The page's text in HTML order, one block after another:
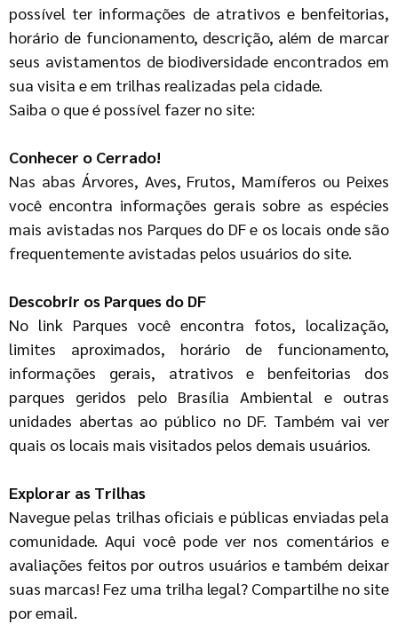
possível ter informações de atrativos e benfeitorias,
horário de funcionamento, descrição, além de marcar
seus avistamentos de biodiversidade encontrados em
sua visita e em trilhas realizadas pela cidade.
Saiba o que é possível fazer no site:
Conhecer o Cerrado!
Nas abas Árvores, Aves, Frutos, Mamíferos ou Peixes
você encontra informações gerais sobre as espécies
mais avistadas nos Parques do DF e os locais onde são
frequentemente avistadas pelos usuários do site.
Descobrir os Parques do DF
No link Parques você encontra fotos, localização,
limites aproximados, horário de funcionamento,
informações gerais, atrativos e benfeitorias dos
parques geridos pelo Brasília Ambiental e outras
unidades abertas ao público no DF. Também vai ver
quais os locais mais visitados pelos demais usuários.
Explorar as Trilhas
Navegue pelas trilhas oficiais e públicas enviadas pela
comunidade. Aqui você pode ver nos comentários e
avaliações feitos por outros usuários e também deixar
suas marcas! Fez uma trilha legal? Compartilhe no site
por email.